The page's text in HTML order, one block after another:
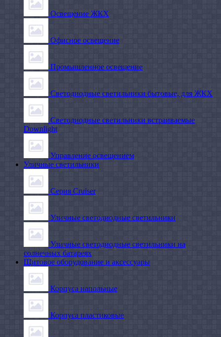
Освещение ЖКХ
Офисное освещение
Промышленное освещение
Светодиодные светильники бытовые, для ЖКХ
Светодиодные светильники встраиваемые
Downlight
Управление освещением
Уличные светильники
Серия Cruiser
Уличные светодиодные светильники
Уличные светодиодные светильники на
солнечных батареях
Щитовое оборудование и аксессуары
Корпуса напольные
Корпуса пластиковые